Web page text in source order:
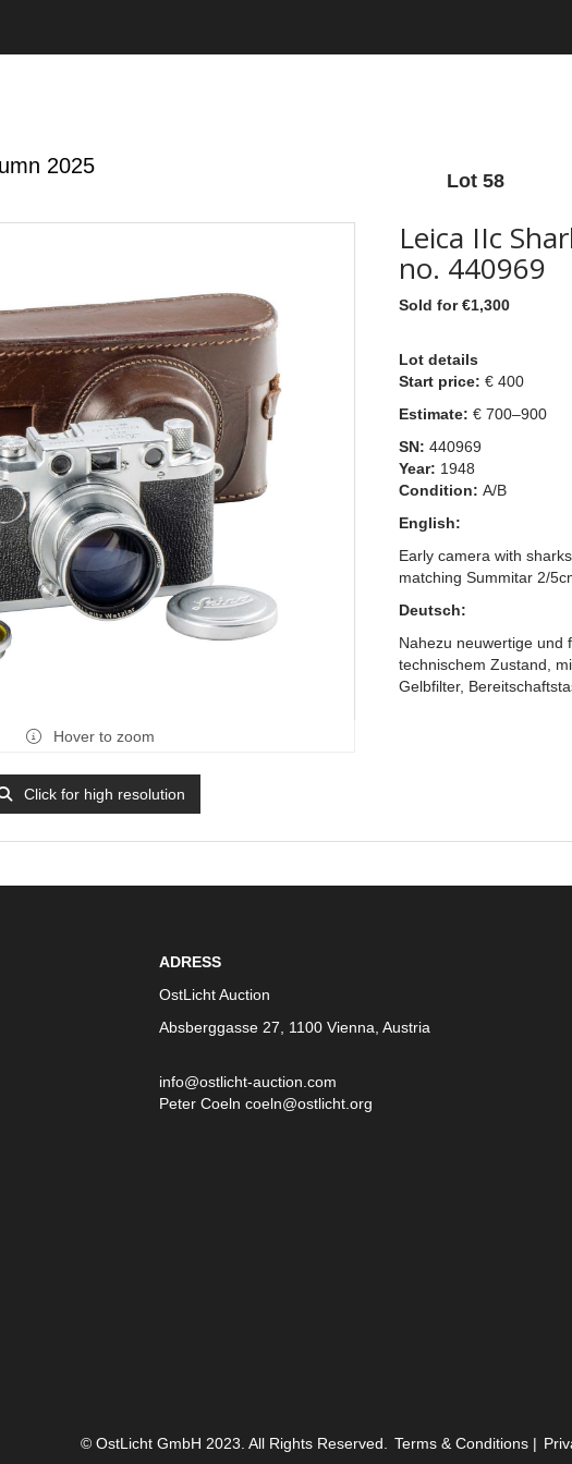
2025
Lot 58
Hover to zoom
Click for high resolution
Leica IIc
no. 440969
Sold for €1,300
Lot details
Start price: € 400
Estimate: € 700–900
SN: 440969
Year: 1948
Condition: A/B
English:
Early camera with
matching Summitar 2/
Deutsch:
Nahezu neuwertige und
technischem Zustand,
Gelbfilter,
ADRESS
OstLicht Auction
Absberggasse 27, 1100 Vienna, Austria
info@ostlicht-auction.com
Peter Coeln coeln@ostlicht.org
© OstLicht GmbH 2023. All Rights Reserved. Terms & Conditions|